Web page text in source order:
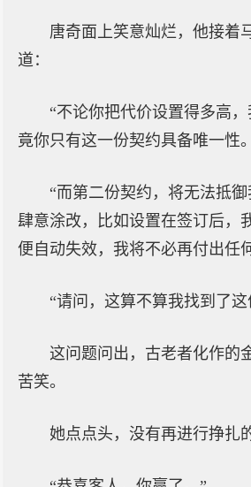
唐奇面上笑意灿烂，他接着
道：
“不论你把代价设置得多高
竟你只有这一份契约具备唯一性
“而第二份契约，将无法抵
肆意涂改，比如设置在签订后，
便自动失效，我将不必再付出任
“请问，这算不算我找到了
这问题问出，古老者化作的
苦笑。
她点点头，没有再进行挣扎